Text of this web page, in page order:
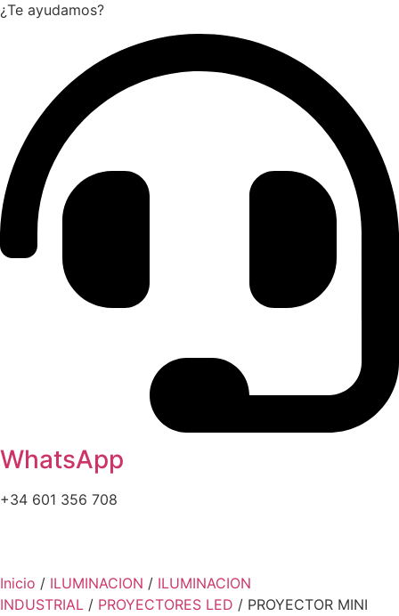
¿Te ayudamos?
WhatsApp
+34 601 356 708
Inicio / ILUMINACION / ILUMINACION
INDUSTRIAL / PROYECTORES LED / PROYECTOR MINI